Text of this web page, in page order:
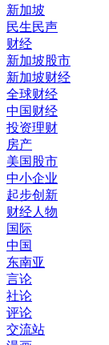
新加坡
民生民声
财经
新加坡股市
新加坡财经
全球财经
中国财经
投资理财
房产
美国股市
中小企业
起步创新
财经人物
国际
中国
东南亚
言论
社论
评论
交流站